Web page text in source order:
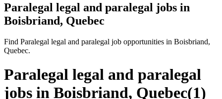
Paralegal legal and paralegal jobs in
Boisbriand, Quebec
Find Paralegal legal and paralegal job opportunities in Boisbriand,
Quebec.
Paralegal legal and paralegal
jobs in Boisbriand, Quebec(1)